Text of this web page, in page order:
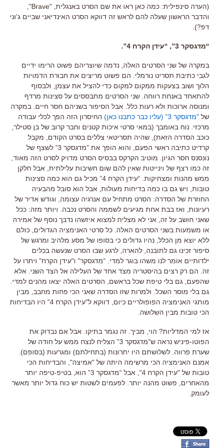
(הערה סינפילית: כמה כאן ראו את שם הסרט באנגלית, "Brave",
והדבר הראשון שעלה להם לראש זה דווקא הסרט האינדיאני שביים ג'וני
דפ?).
“מדגסקר 3”, “עידן הקרח 4”.
במקרה של שני הסרטים האלה, נדמה שיוצריהם פשוט הרימו ידיים
לגבי כתיבת תסריט נורמלי. הם פשוט מריצים את חבורת הדמויות
הלוך ושוב בצעקות ממקום למקום כדי להציל את עצמן, ולבסוף
להתאחד באנחת רווחה. שני הסרטים מתבססים על סצינות מרדף
ומנוסה ארוכות ולא רעות כלל. אבל הסיפור בשניהם חסר חיים. במקרה
של "מדגסקר 3” (עליו כבר כתבנו כאן)
החיסרון הזה הפך לכלי עבודה
מרכזי. נוח באומבך (במאי סרטי איכות קטנים וחבר קרוב של בן סטילר,
כוכב הסדרה הזאת), שהיה תסריטאי צללים בסרט הקודם, מקבל
קרדיט כתיבה ראשי הפעם, והוא הופך את "מדגסקר 3” לשצף של
נונסנס חסר הגיון. מוטיב הקרקס בבסיס הסרט מדויק לסרט הזה מאוד,
זה כמו רצף של וינייטות שאין להם שום חשיבות עלילתית, אבל חלקן
ממש מהנות ומצחיקות. “עידן הקרח 4” מכיל גם הוא כמה סצינות
טובות, ויש גם בו כמה בדיחות מעולות, אבל הוא סובל מהבעיה
החוזרת של הסדרה: הסרט מתחיל עם אנרגיה עצומה, וגודש אדיר של
רעיונות, ואז בבת אחת מגיעים לשממה והסרט נכבה. ויותר מזה: ככל
שאני חושב על זה, אני לא מצליח למצוא איזשהו נדבך נוסף של אמירה
או משמעות בשני הסרטים האלה. כל סרטי האנימציה הגדולים, כולם
ללא יוצא מן הכלל, נהיו גדולים כי בסופו של מסע מלהיב ומרגש של
סיפור זכינו גם לתובנה, להארה, לרגע שבו הסרט שנעשה בכלים
ילדותיים אומר לנו משהו בוגר למדי. “מדגסקר" ו"עידן הקרח" ויתרו על
זה. הם רק רצים בהיסטריה מצד אחד של העלילה אל הצד השני. אלא
שהפעם, גם בלי טיפת שכל בראשם, הסרטים האלה יצאו מהנים למדי.
גם בלי מוסר השכל. ולמרות שזו הסדרה שאני הכי פחות מחבב, מבין
מותגי האנימציה הפופולריים כיום, דווקא ל"עידן הקרח 4" היו הבדיחות
הכי טובות מבין השלושה.
אז למי המדליות? הוי, מביך. זה נגמר בתיקו. אבל אם נבדוק את
הפוטו-פיניש נראה ש"מדגסקר 3” הצליח לנצח ממש על חודה של
שערת פרווה. לשלושתם היו יתרונות (בתחילתם) ומגרעות (בסופם).
אמנם האנימציה הכי מרשימה היתה של "אמיצה", והבדיחות הכי
טובות של "עידן הקרח 4", אבל “מדגסקר 3” הוא, בטיפ-טיפה יותר
מהאחרים, פשוט מהנה יותר. לפעמים לשטות יש כוח גדול יותר מאשר
לעומק.